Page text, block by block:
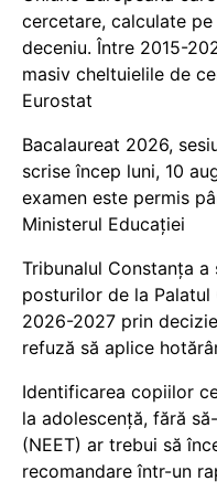
cercetare, calculate
deceniu. Între 2015-
masiv cheltuielile de
Eurostat
Bacalaureat 2026,
scrise încep luni, 10
examen este permis
Ministerul Educației
Tribunalul Constanța a
posturilor de la
2026-2027 prin
refuză să aplice
Identificarea copiilor
la adolescență, fără
(NEET) ar trebui să
recomandare într-un